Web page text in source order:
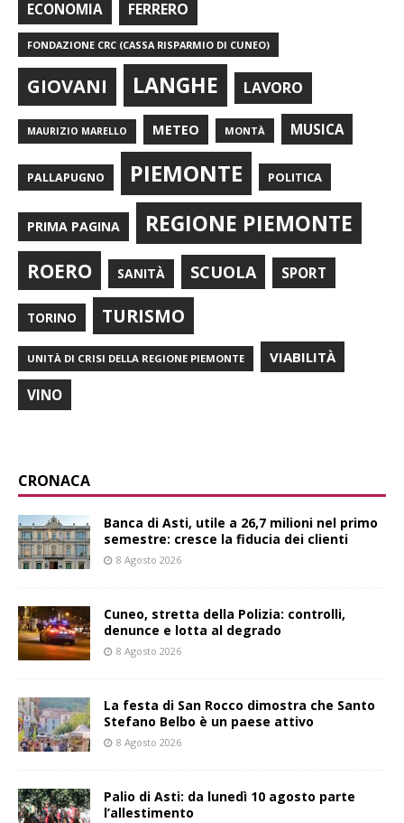
ECONOMIA FERRERO
FONDAZIONE CRC (CASSA RISPARMIO DI CUNEO)
GIOVANI LANGHE LAVORO
MAURIZIO MARELLO METEO MONTÀ MUSICA
PALLAPUGNO PIEMONTE POLITICA
PRIMA PAGINA REGIONE PIEMONTE
ROERO SANITÀ SCUOLA SPORT
TORINO TURISMO
UNITÀ DI CRISI DELLA REGIONE PIEMONTE VIABILITÀ
VINO
CRONACA
Banca di Asti, utile a 26,7 milioni nel primo
semestre: cresce la fiducia dei clienti
8 Agosto 2026
Cuneo, stretta della Polizia: controlli,
denunce e lotta al degrado
8 Agosto 2026
La festa di San Rocco dimostra che Santo
Stefano Belbo è un paese attivo
8 Agosto 2026
Palio di Asti: da lunedì 10 agosto parte
l’allestimento